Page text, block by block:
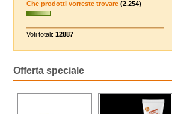
Che prodotti vorreste trovare (2.254)
Voti totali: 12887
Offerta speciale